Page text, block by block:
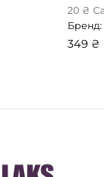
20 ₴
Бренд:
349 ₴